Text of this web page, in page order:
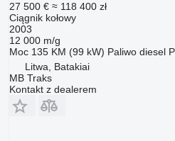
27 500 € ≈ 118 400 zł
Ciągnik kołowy
2003
12 000 m/g
Moc 135 KM (99 kW) Paliwo diesel
Litwa, Batakiai
MB Traks
Kontakt z dealerem